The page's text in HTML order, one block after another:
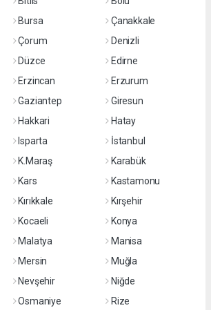
Bursa
Çanakkale
Çorum
Denizli
Düzce
Edirne
Erzincan
Erzurum
Gaziantep
Giresun
Hakkari
Hatay
Isparta
İstanbul
K.Maraş
Karabük
Kars
Kastamonu
Kırıkkale
Kırşehir
Kocaeli
Konya
Malatya
Manisa
Mersin
Muğla
Nevşehir
Niğde
Osmaniye Rize